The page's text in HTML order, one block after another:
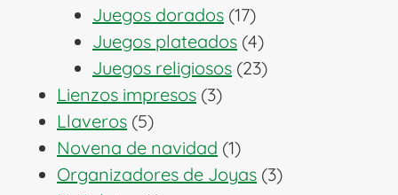
producto
Juegos dorados 1717
productos
Juegos plateados 44
productos
Juegos religiosos 2323
Lienzos impresos 33
Llaveros 55
productos
Novena de navidad 11
producto
Organizadores de Joyas 33